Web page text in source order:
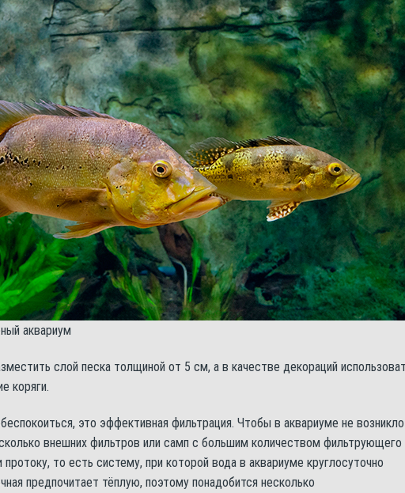
аквариум
слой песка толщиной от 5 см, а в качестве декораций
коряги.
это эффективная фильтрация. Чтобы в аквариуме не возникло
внешних фильтров или самп с большим количеством фильтрующего
то есть систему, при которой вода в аквариуме круглосуточно
предпочитает тёплую, поэтому понадобится несколько